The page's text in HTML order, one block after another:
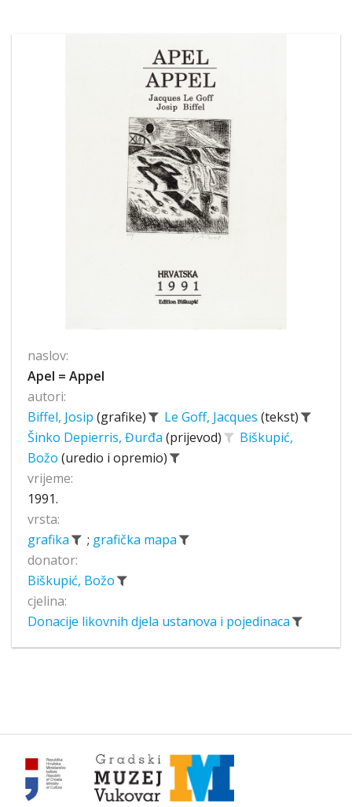
naslov:
Apel = Appel
autori:
Biffel, Josip (grafike) Le Goff, Jacques (tekst)
Šinko Depierris, Đurđa (prijevod)
Biškupić,
Božo (uredio i opremio)
vrijeme:
1991.
vrsta:
grafika
; grafička mapa
donator:
Biškupić, Božo
cjelina:
Donacije likovnih djela ustanova i pojedinaca